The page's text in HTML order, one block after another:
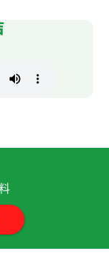
( 50代 男性 )
看猫和狗的
代 男性 )